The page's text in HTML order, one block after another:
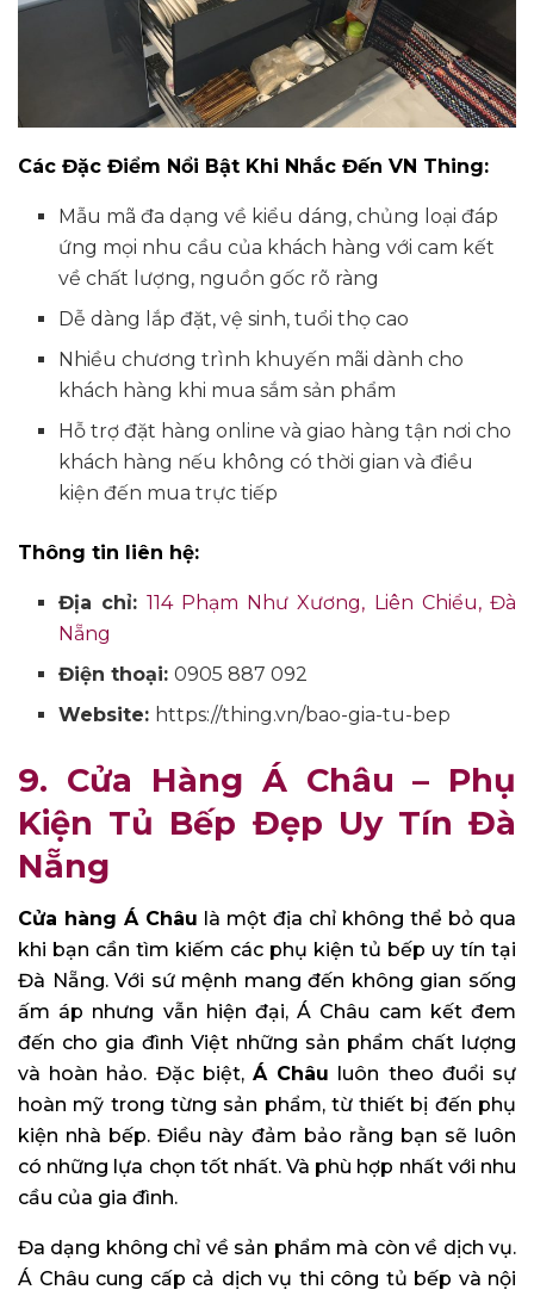
Các Đặc Điểm Nổi Bật Khi Nhắc Đến VN Thing:
Mẫu mã đa dạng về kiểu dáng, chủng loại đáp
ứng mọi nhu cầu của khách hàng với cam kết
về chất lượng, nguồn gốc rõ ràng
Dễ dàng lắp đặt, vệ sinh, tuổi thọ cao
Nhiều chương trình khuyến mãi dành cho
khách hàng khi mua sắm sản phẩm
Hỗ trợ đặt hàng online và giao hàng tận nơi cho
khách hàng nếu không có thời gian và điều
kiện đến mua trực tiếp
Thông tin liên hệ:
Địa chỉ: 114 Phạm Như Xương, Liên Chiểu, Đà
Nẵng
Điện thoại:0905 887 092
Website: https://thing.vn/bao-gia-tu-bep
9. Cửa Hàng Á Châu – Phụ
Kiện Tủ Bếp Đẹp Uy Tín Đà
Nẵng
Cửa hàng Á Châu là một địa chỉ không thể bỏ qua
khi bạn cần tìm kiếm các phụ kiện tủ bếp uy tín tại
Đà Nẵng. Với sứ mệnh mang đến không gian sống
ấm áp nhưng vẫn hiện đại, Á Châu cam kết đem
đến cho gia đình Việt những sản phẩm chất lượng
và hoàn hảo. Đặc biệt, Á Châu luôn theo đuổi sự
hoàn mỹ trong từng sản phẩm, từ thiết bị đến phụ
kiện nhà bếp. Điều này đảm bảo rằng bạn sẽ luôn
có những lựa chọn tốt nhất. Và phù hợp nhất với nhu
cầu của gia đình.
Đa dạng không chỉ về sản phẩm mà còn về dịch vụ.
Á Châu cung cấp cả dịch vụ thi công tủ bếp và nội